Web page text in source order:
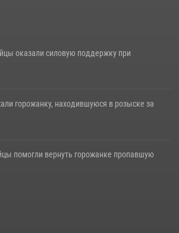
оказали силовую поддержку при
горожанку, находившуюся в розыске за
помогли вернуть горожанке пропавшую